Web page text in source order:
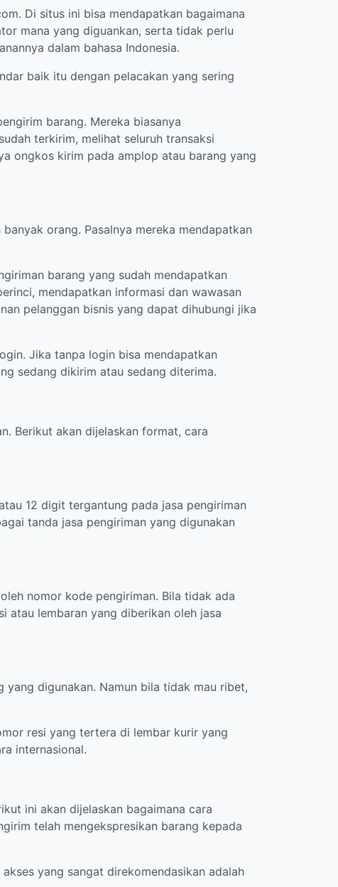
Di situs ini bisa mendapatkan bagaimana
mana yang diguankan, serta tidak perlu
dalam bahasa Indonesia.
baik itu dengan pelacakan yang sering
barang. Mereka biasanya
terkirim, melihat seluruh transaksi
ongkos kirim pada amplop atau barang yang
orang. Pasalnya mereka mendapatkan
barang yang sudah mendapatkan
mendapatkan informasi dan wawasan
pelanggan bisnis yang dapat dihubungi jika
Jika tanpa login bisa mendapatkan
sedang dikirim atau sedang diterima.
Berikut akan dijelaskan format, cara
12 digit tergantung pada jasa pengiriman
tanda jasa pengiriman yang digunakan
nomor kode pengiriman. Bila tidak ada
atau lembaran yang diberikan oleh jasa
yang digunakan. Namun bila tidak mau ribet,
resi yang tertera di lembar kurir yang
internasional.
ini akan dijelaskan bagaimana cara
telah mengekspresikan barang kepada
yang sangat direkomendasikan adalah